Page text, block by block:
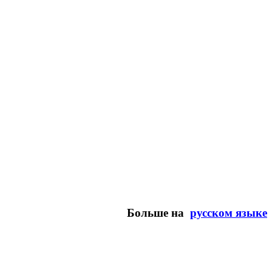
Больше на русском языке